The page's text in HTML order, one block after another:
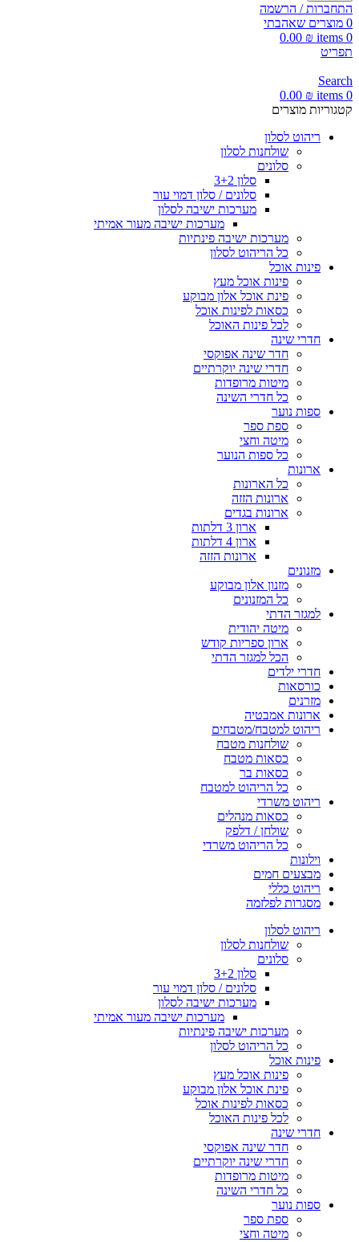
התחברות / הרשמה
0 מוצרים שאהבתי
0
items
0.00 ₪
תפריט
Search
0
items
0.00 ₪
קטגוריות מוצרים
ריהוט לסלון
שולחנות לסלון
סלונים
סלון 3+2
סלונים / סלון דמוי עור
מערכות ישיבה לסלון
מערכות ישיבה מעור אמיתי
מערכות ישיבה פינתיות
כל הריהוט לסלון
פינות אוכל
פינות אוכל מעץ
פינת אוכל אלון מבוקע
כסאות לפינות אוכל
לכל פינות האוכל
חדרי שינה
חדר שינה אפוקסי
חדרי שינה יוקרתיים
מיטות מרופדות
כל חדרי השינה
ספות נוער
ספת ספר
מיטה וחצי
כל ספות הנוער
ארונות
כל הארונות
ארונות הזזה
ארונות בגדים
ארון 3 דלתות
ארון 4 דלתות
ארונות הזזה
מזנונים
מזנון אלון מבוקע
כל המזנונים
למגזר הדתי
מיטה יהודית
ארון ספריות קודש
הכל למגזר הדתי
חדרי ילדים
כורסאות
מזרנים
ארונות אמבטיה
ריהוט למטבח/מטבחים
שולחנות מטבח
כסאות מטבח
כסאות בר
כל הריהוט למטבח
ריהוט משרדי
כסאות מנהלים
שולחן / דלפק
כל הריהוט משרדי
וילונות
מבצעים חמים
ריהוט כללי
מסגרות לפלזמה
ריהוט לסלון
שולחנות לסלון
סלונים
סלון 3+2
סלונים / סלון דמוי עור
מערכות ישיבה לסלון
מערכות ישיבה מעור אמיתי
מערכות ישיבה פינתיות
כל הריהוט לסלון
פינות אוכל
פינות אוכל מעץ
פינת אוכל אלון מבוקע
כסאות לפינות אוכל
לכל פינות האוכל
חדרי שינה
חדר שינה אפוקסי
חדרי שינה יוקרתיים
מיטות מרופדות
כל חדרי השינה
ספות נוער
ספת ספר
מיטה וחצי